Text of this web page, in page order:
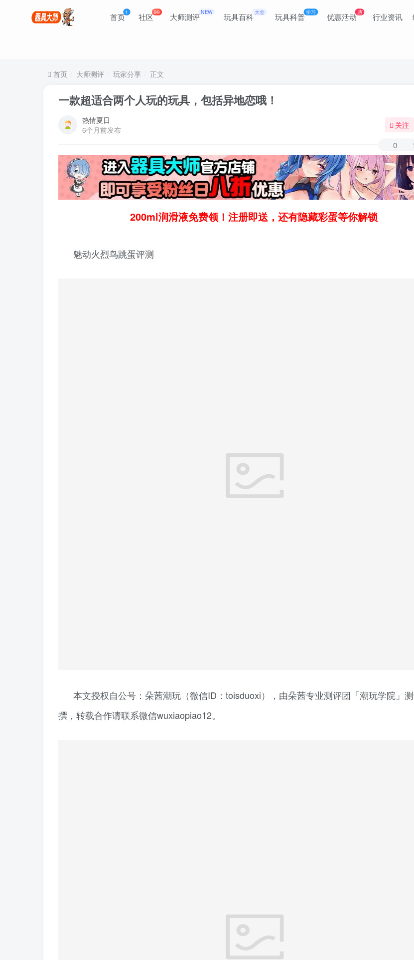
首页1 社区99 大师测评NEW 玩具百科 大全 玩具科普学习 优惠活动惠 行业资讯
首页 大师测评 玩家分享 正文
一款超适合两个人玩的玩具，包括异地恋哦！
热情夏日
6个月前发布
关注
0
200ml润滑液免费领！注册即送，还有隐藏彩蛋等你解锁
魅动火烈鸟跳蛋评测
本文授权自公号：朵茜潮玩（微信ID：toisduoxi），由朵茜专业测评团「潮玩学院」
撰，转载合作请联系微信wuxiaopiao12。